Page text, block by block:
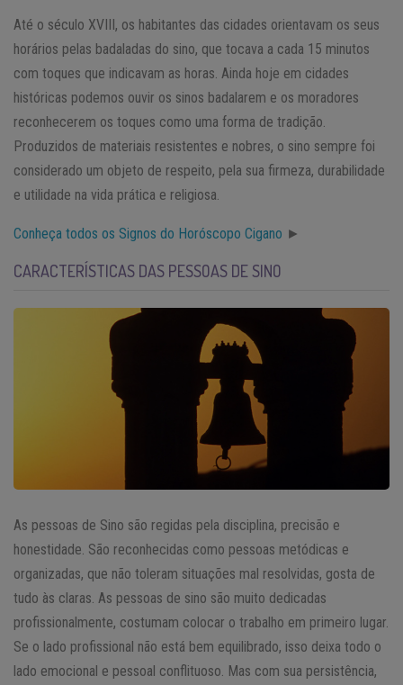
Até o século XVIII, os habitantes das cidades orientavam os seus
horários pelas badaladas do sino, que tocava a cada 15 minutos
com toques que indicavam as horas. Ainda hoje em cidades
históricas podemos ouvir os sinos badalarem e os moradores
reconhecerem os toques como uma forma de tradição.
Produzidos de materiais resistentes e nobres, o sino sempre foi
considerado um objeto de respeito, pela sua firmeza, durabilidade
e utilidade na vida prática e religiosa.
Conheça todos os Signos do Horóscopo Cigano ►
CARACTERÍSTICAS DAS PESSOAS DE SINO
As pessoas de Sino são regidas pela disciplina, precisão e
honestidade. São reconhecidas como pessoas metódicas e
organizadas, que não toleram situações mal resolvidas, gosta de
tudo às claras. As pessoas de sino são muito dedicadas
profissionalmente, costumam colocar o trabalho em primeiro lugar.
Se o lado profissional não está bem equilibrado, isso deixa todo o
lado emocional e pessoal conflituoso. Mas com sua persistência,